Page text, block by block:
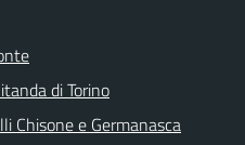
di Torino
Chisone e Germanasca